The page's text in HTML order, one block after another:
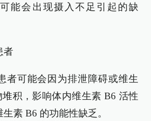
能会出现摄入不足引起的缺
者
者可能会因为排泄障碍或维生
积，影响体内维生素 B6 活性
素 B6 的功能性缺乏。